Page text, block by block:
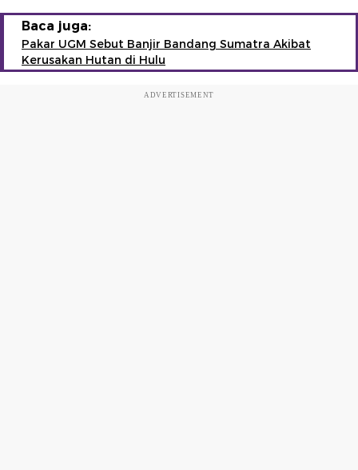
Baca juga:
Pakar UGM Sebut Banjir Bandang Sumatra Akibat
Kerusakan Hutan di Hulu
ADVERTISEMENT